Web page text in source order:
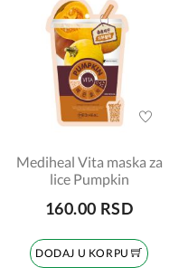
Mediheal Vita maska za
lice Pumpkin
160.00 RSD
DODAJ U KORPU